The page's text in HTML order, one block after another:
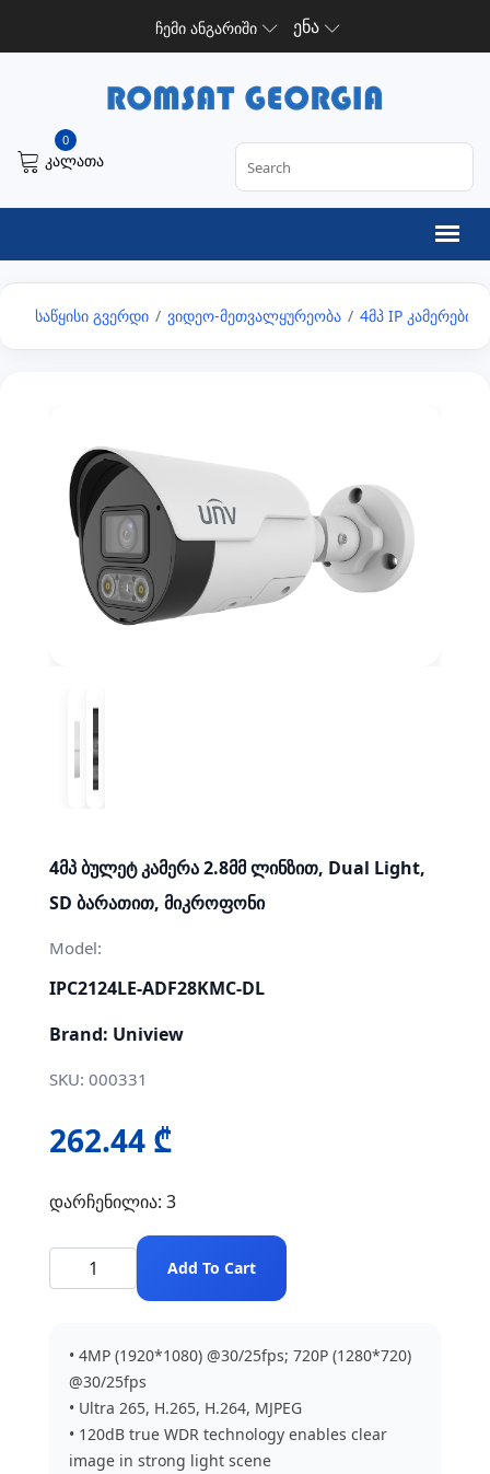
ჩემი ანგარიში ენა
0
კალათა
საწყისი გვერდი / ვიდეო-მეთვალყურეობა / 4მპ IP კამერები
4მპ ბულეტ კამერა 2.8მმ ლინზით, Dual Light,
SD ბარათით, მიკროფონი
Model:
IPC2124LE-ADF28KMC-DL
Brand: Uniview
SKU: 000331
262.44 ₾
დარჩენილია: 3
Add To Cart
• 4MP (1920*1080) @30/25fps; 720P (1280*720)
@30/25fps
• Ultra 265, H.265, H.264, MJPEG
• 120dB true WDR technology enables clear
image in strong light scene